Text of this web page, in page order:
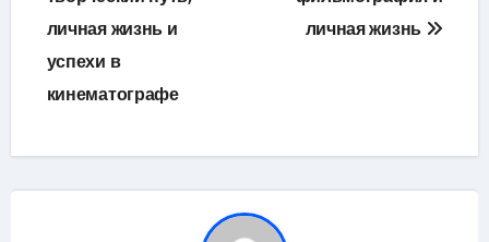
личная жизнь и
успехи в
кинематографе
личная жизнь